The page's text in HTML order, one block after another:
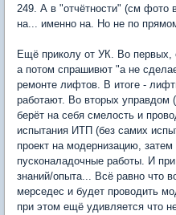
249. А в "отчётности" (см
на... именно на. Но не по
Ещё приколу от УК. Во первых,
а потом спрашивют "а не
ремонте лифтов. В итоге -
работают. Во вторых управдом
берёт на себя смелость и
испытания ИТП (без самих
проект на модернизацию,
пусконаладочные работы. И
знаний/опыта... Всё равно что
мерседес и будет проводить
при этом ещё удивляется что